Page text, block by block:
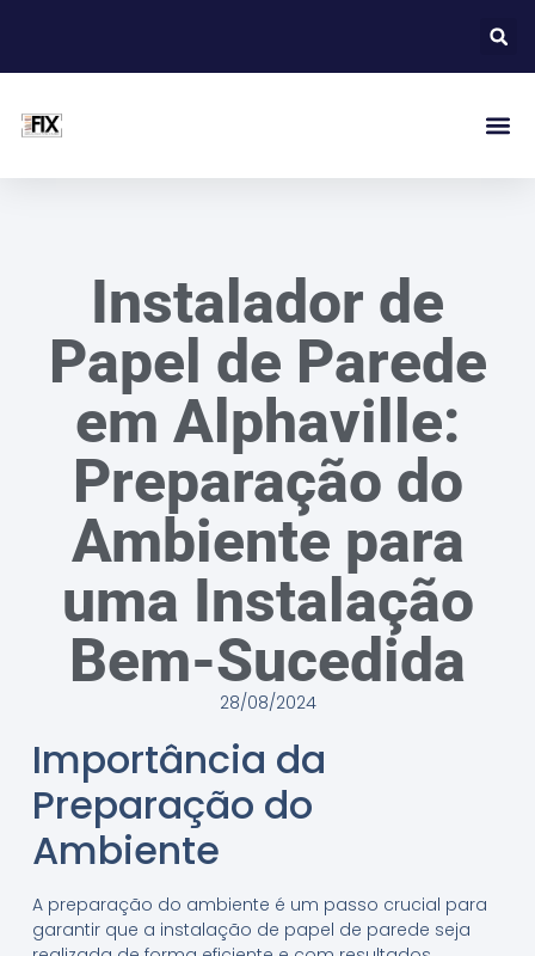
Instalador de
Papel de Parede
em Alphaville:
Preparação do
Ambiente para
uma Instalação
Bem-Sucedida
28/08/2024
Importância da
Preparação do
Ambiente
A preparação do ambiente é um passo crucial para
garantir que a instalação de papel de parede seja